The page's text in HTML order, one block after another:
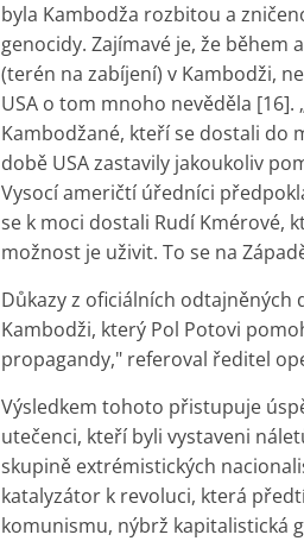
byla Kambodža rozbitou a
genocidy. Zajímavé je, že během
(terén na zabíjení) v Kambodži,
USA o tom mnoho nevěděla
Kambodžané, kteří se dostali do
době USA zastavily jakoukoliv
Vysocí američtí úředníci
se k moci dostali Rudí Kmérové,
možnost je uživit. To se na
Důkazy z oficiálních odtajněných
Kambodži, který Pol Potovi
propagandy," referoval ředitel
Výsledkem tohoto přistupuje
utečenci, kteří byli vystaveni
skupině extrémistických
katalyzátor k revoluci, která
komunismu, nýbrž kapitalistická